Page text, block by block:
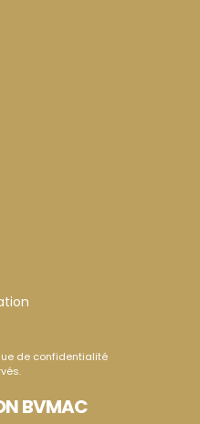
de confidentialité
BVMAC